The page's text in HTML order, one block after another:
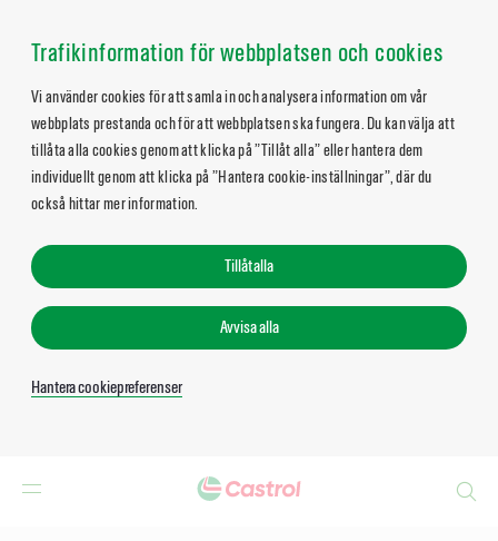
Trafikinformation för webbplatsen och cookies
Vi använder cookies för att samla in och analysera information om vår
webbplats prestanda och för att webbplatsen ska fungera. Du kan välja att
tillåta alla cookies genom att klicka på ”Tillåt alla” eller hantera dem
individuellt genom att klicka på ”Hantera cookie-inställningar”, där du
också hittar mer information.
Tillåt alla
Avvisa alla
Hantera cookiepreferenser